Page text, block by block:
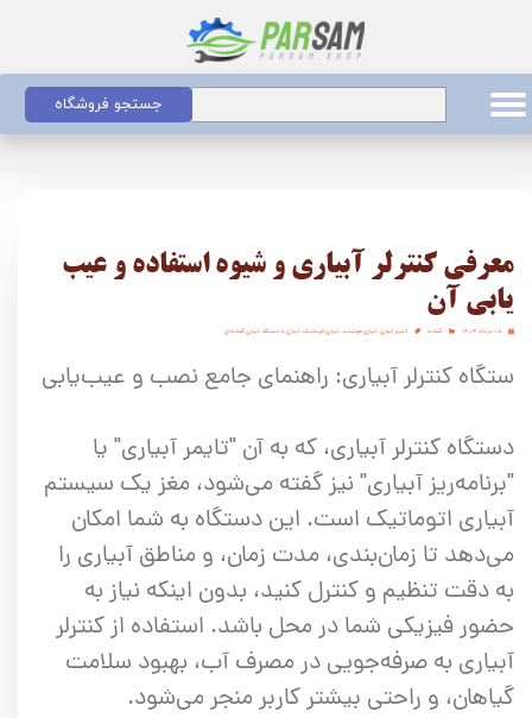
جستجو فروشگاه
معرفی کنترلر آبیاری و شیوه استفاده و عیب
یابی آن
۰۵ مرداد ۱۴۰۴ گلخانه کنترلر ابیاری،آبیاری هوشمند،ابیاری اتوماتیک،آبیاری با دستگاه،آبیاری گلخانه ای
ستگاه کنترلر آبیاری: راهنمای جامع نصب و عیب‌یابی
دستگاه کنترلر آبیاری، که به آن "تایمر آبیاری" یا
"برنامه‌ریز آبیاری" نیز گفته می‌شود، مغز یک سیستم
آبیاری اتوماتیک است. این دستگاه به شما امکان
می‌دهد تا زمان‌بندی، مدت زمان، و مناطق آبیاری را
به دقت تنظیم و کنترل کنید، بدون اینکه نیاز به
حضور فیزیکی شما در محل باشد. استفاده از کنترلر
آبیاری به صرفه‌جویی در مصرف آب، بهبود سلامت
گیاهان، و راحتی بیشتر کاربر منجر می‌شود.